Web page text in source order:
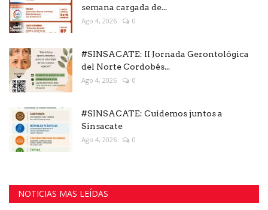
semana cargada de...
Ago 4, 2026 0
#SINSACATE: II Jornada Gerontológica
del Norte Cordobés...
Ago 4, 2026 0
#SINSACATE: Cuidemos juntos a
Sinsacate
Ago 4, 2026 0
NOTICIAS MAS LEÍDAS